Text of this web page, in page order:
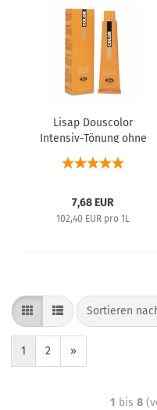
Lisap Douscolor
Intensiv-Tönung ohne
Ammoniak - 75 ml
7,68 EUR
102,40 EUR pro 1L
Sortieren
1 2 »
1 bis 8